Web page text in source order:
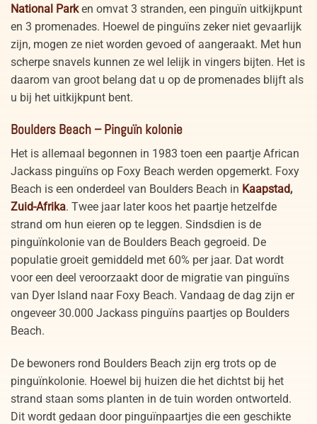
National Parken omvat 3 stranden, een pinguïn uitkijkpunt
en 3 promenades. Hoewel de pinguïns zeker niet gevaarlijk
zijn, mogen ze niet worden gevoed of aangeraakt. Met hun
scherpe snavels kunnen ze wel lelijk in vingers bijten. Het is
daarom van groot belang dat u op de promenades blijft als
u bij het uitkijkpunt bent.
Boulders Beach – Pinguïn kolonie
Het is allemaal begonnen in 1983 toen een paartje African
Jackass pinguïns op Foxy Beach werden opgemerkt. Foxy
Beach is een onderdeel van Boulders Beach in Kaapstad,
Zuid-Afrika. Twee jaar later koos het paartje hetzelfde
strand om hun eieren op te leggen. Sindsdien is de
pinguïnkolonie van de Boulders Beach gegroeid. De
populatie groeit gemiddeld met 60% per jaar. Dat wordt
voor een deel veroorzaakt door de migratie van pinguïns
van Dyer Island naar Foxy Beach. Vandaag de dag zijn er
ongeveer 30.000 Jackass pinguïns paartjes op Boulders
Beach.
De bewoners rond Boulders Beach zijn erg trots op de
pinguïnkolonie. Hoewel bij huizen die het dichtst bij het
strand staan soms planten in de tuin worden ontworteld.
Dit wordt gedaan door pinguïnpaartjes die een geschikte